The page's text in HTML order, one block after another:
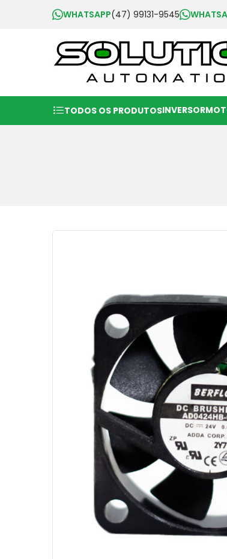
WHATSAPP(47) 99131-9545
TODOS OS PRODUTOSINVERSOR